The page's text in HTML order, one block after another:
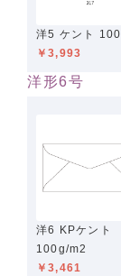
洋5 ケント 100
￥3,993
洋形6号
洋6 KPケント
100g/m2
￥3,461